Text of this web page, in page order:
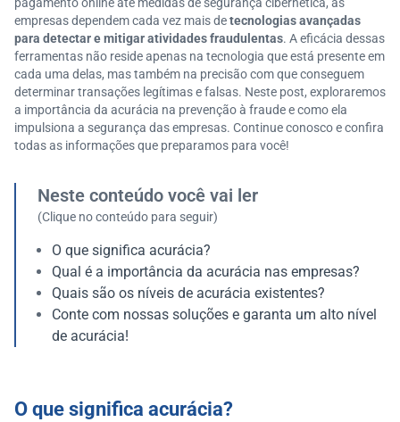
empresas dependem cada vez mais detecnologias avançadas
para detectar e mitigar atividades fraudulentas. A eficácia dessas
ferramentas não reside apenas na tecnologia que está presente em
cada uma delas, mas também na precisão com que conseguem
determinar transações legítimas e falsas. Neste post, exploraremos
a importância da acurácia na prevenção à fraude e como ela
impulsiona a segurança das empresas. Continue conosco e confira
todas as informações que preparamos para você!
Neste conteúdo você vai ler
(Clique no conteúdo para seguir)
O que significa acurácia?
Qual é a importância da acurácia nas empresas?
Quais são os níveis de acurácia existentes?
Conte com nossas soluções e garanta um alto nível
de acurácia!
O que significa acurácia?